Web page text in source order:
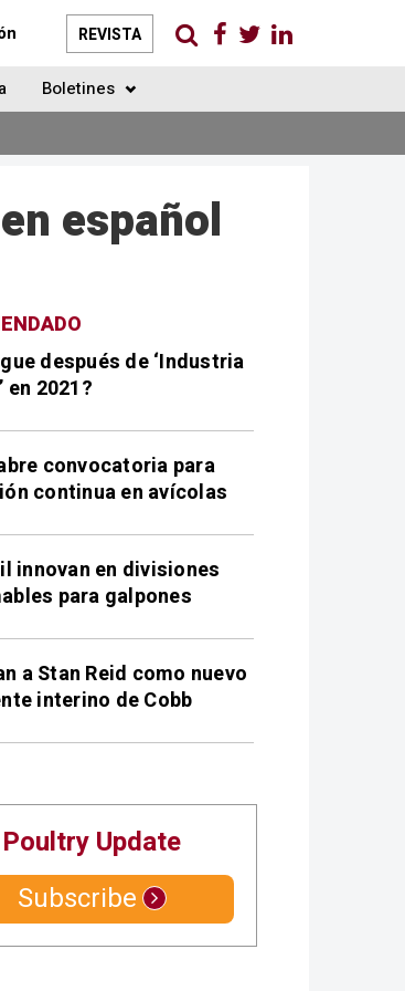
REVISTA
Boletines
español
después de ‘Industria
en 2021?
convocatoria para
continua en avícolas
innovan en divisiones
para galpones
a Stan Reid como nuevo
interino de Cobb
Poultry Update
Subscribe